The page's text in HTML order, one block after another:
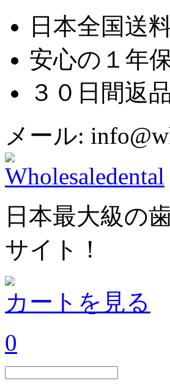
日本全国送
安心の１年
３０日間返
メール:
日本最大級の
サイト！
カートを見る
0